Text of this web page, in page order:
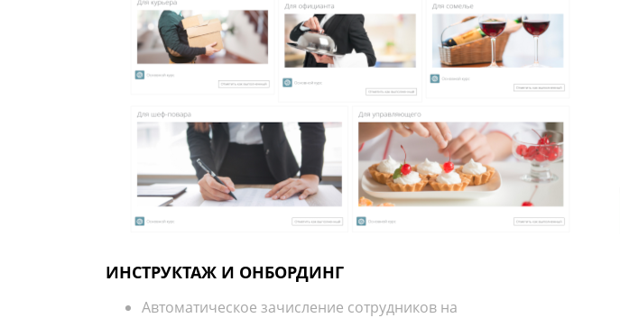
ИНСТРУКТАЖ И ОНБОРДИНГ
Автоматическое зачисление сотрудников на